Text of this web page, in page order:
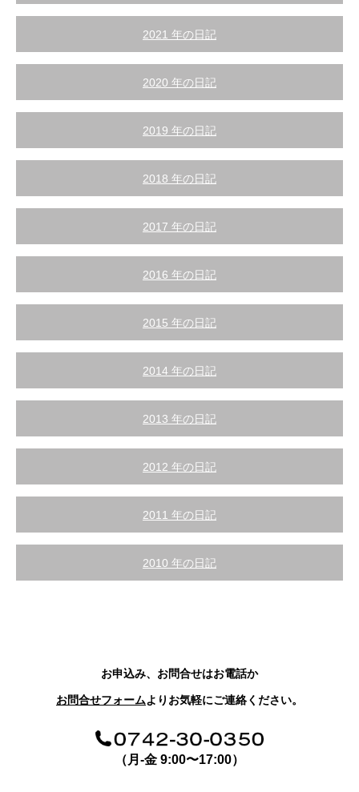
2021 年の日記
2020 年の日記
2019 年の日記
2018 年の日記
2017 年の日記
2016 年の日記
2015 年の日記
2014 年の日記
2013 年の日記
2012 年の日記
2011 年の日記
2010 年の日記
お申込み、お問合せはお電話か
お問合せフォームよりお気軽にご連絡ください。
（月-金 9:00〜17:00）